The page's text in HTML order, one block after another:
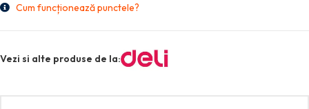
Cum funcționează punctele?
Vezi si alte produse de la: